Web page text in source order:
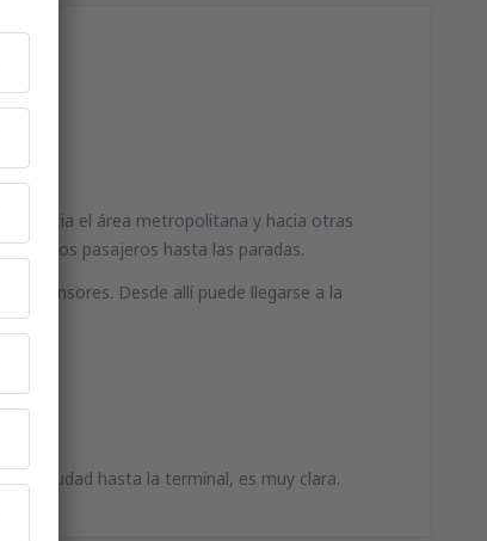
hacia el área metropolitana y hacia otras
a los pasajeros hasta las paradas.
ascensores. Desde allí puede llegarse a la
la ciudad hasta la terminal, es muy clara.